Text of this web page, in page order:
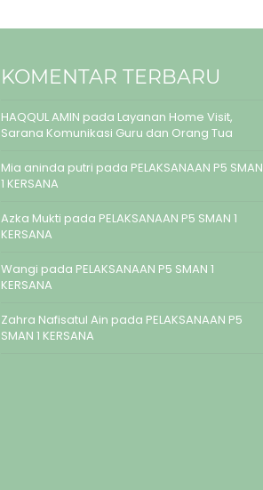
KOMENTAR TERBARU
HAQQUL AMIN pada Layanan Home Visit,
Sarana Komunikasi Guru dan Orang Tua
Mia aninda putri pada PELAKSANAAN P5 SMAN
1 KERSANA
Azka Mukti pada PELAKSANAAN P5 SMAN 1
KERSANA
Wangi pada PELAKSANAAN P5 SMAN 1
KERSANA
Zahra Nafisatul Ain pada PELAKSANAAN P5
SMAN 1 KERSANA